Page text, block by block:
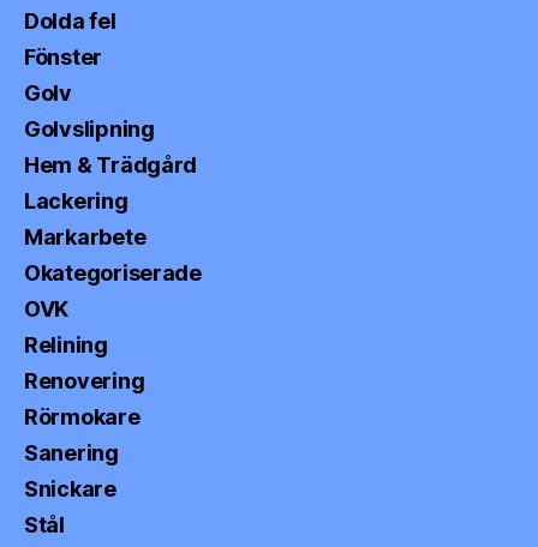
Dolda fel
Fönster
Golv
Golvslipning
Hem & Trädgård
Lackering
Markarbete
Okategoriserade
OVK
Relining
Renovering
Rörmokare
Sanering
Snickare
Stål